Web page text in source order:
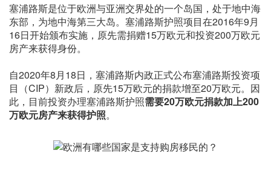
塞浦路斯是位于欧洲与亚洲交界处的一个岛国，处于地中海
东部，为地中海第三大岛。塞浦路斯护照项目在2016年9月
16日开始颁布实施，原先需捐赠15万欧元和投资200万欧元
房产来获得身份。
自2020年8月18日，塞浦路斯内政正式公布塞浦路斯投资项
目（CIP）新政后，原先15万欧元的捐款增至20万欧元。因
此，目前投资办理塞浦路斯护照需要20万欧元捐款加上200
万欧元房产来获得护照。